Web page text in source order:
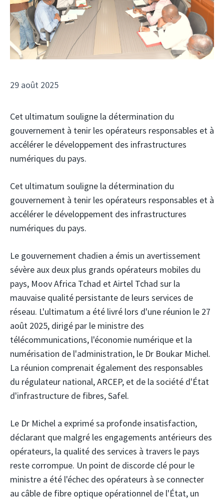
29 août 2025
Cet ultimatum souligne la détermination du
gouvernement à tenir les opérateurs responsables et à
accélérer le développement des infrastructures
numériques du pays.
Cet ultimatum souligne la détermination du
gouvernement à tenir les opérateurs responsables et à
accélérer le développement des infrastructures
numériques du pays.
Le gouvernement chadien a émis un avertissement
sévère aux deux plus grands opérateurs mobiles du
pays, Moov Africa Tchad et Airtel Tchad sur la
mauvaise qualité persistante de leurs services de
réseau. L'ultimatum a été livré lors d'une réunion le 27
août 2025, dirigé par le ministre des
télécommunications, l'économie numérique et la
numérisation de l'administration, le Dr Boukar Michel.
La réunion comprenait également des responsables
du régulateur national, ARCEP, et de la société d'État
d'infrastructure de fibres, Safel.
Le Dr Michel a exprimé sa profonde insatisfaction,
déclarant que malgré les engagements antérieurs des
opérateurs, la qualité des services à travers le pays
reste corrompue. Un point de discorde clé pour le
ministre a été l'échec des opérateurs à se connecter
au câble de fibre optique opérationnel de l'État, un